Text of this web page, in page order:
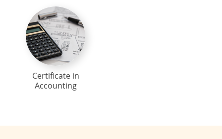
Certificate in
Accounting